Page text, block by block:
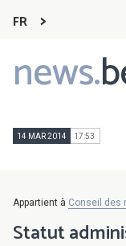
FR
news.
Main
navigation
14 MAR 2014 17:53
Appartient à Conseil des
Statut